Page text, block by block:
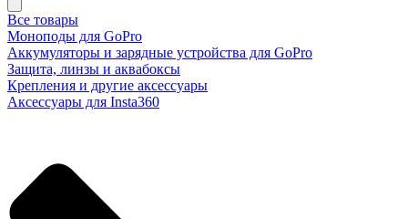
Все товары
Моноподы для GoPro
Аккумуляторы и зарядные устройства для GoPro
Защита, линзы и аквабоксы
Крепления и другие аксессуары
Аксессуары для Insta360